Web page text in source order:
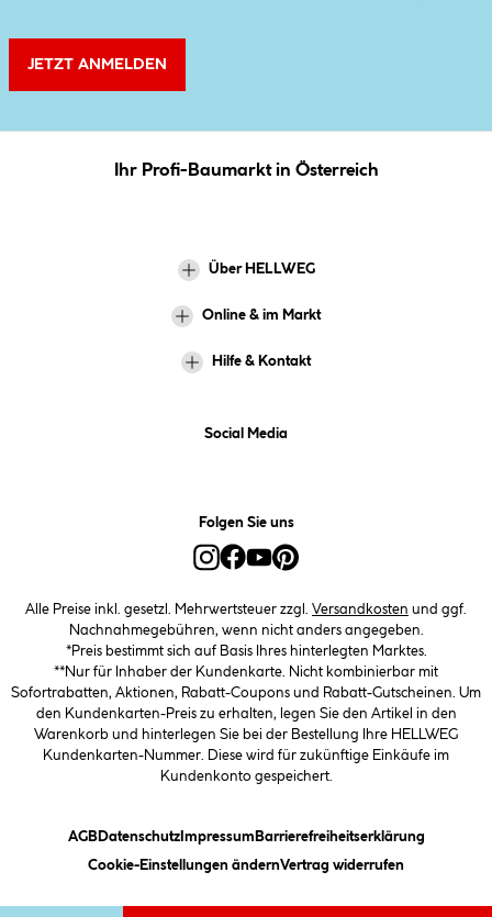
JETZT ANMELDEN
Ihr Profi-Baumarkt in Österreich
Über HELLWEG
Online & im Markt
Hilfe & Kontakt
Social Media
Folgen Sie uns
Alle Preise inkl. gesetzl. Mehrwertsteuer zzgl. Versandkosten und ggf.
Nachnahmegebühren, wenn nicht anders angegeben.
*Preis bestimmt sich auf Basis Ihres hinterlegten Marktes.
**Nur für Inhaber der Kundenkarte. Nicht kombinierbar mit
Sofortrabatten, Aktionen, Rabatt-Coupons und Rabatt-Gutscheinen. Um
den Kundenkarten-Preis zu erhalten, legen Sie den Artikel in den
Warenkorb und hinterlegen Sie bei der Bestellung Ihre HELLWEG
Kundenkarten-Nummer. Diese wird für zukünftige Einkäufe im
Kundenkonto gespeichert.
AGB(öffnet ein Dialogfeld)
Datenschutz(öffnet ein Dialogfeld)
Impressum(öffnet ein Dialogfeld)
Barrierefreiheitserklärung(öffnet
Cookie-Einstellungen ändern(öffnet ein Dialogfeld)
Vertrag widerrufen